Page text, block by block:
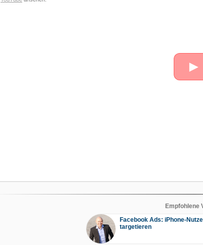
►
Empfohlene
Facebook Ads: iPhone-
targetieren